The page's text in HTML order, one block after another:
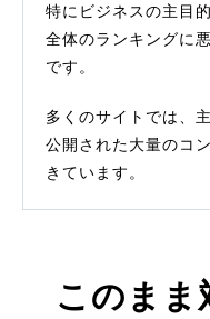
特にビジネスの主目
全体のランキングに
です。
多くのサイトでは、
公開された大量のコ
きています。
このまま